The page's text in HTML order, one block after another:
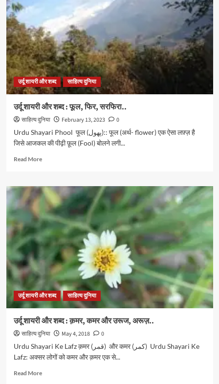
जज़्बातों,
अल्फ़ाज़ों
ग़लत
क्यूँ?
उर्दू शायरी और शब्द साहित्य दुनिया
उर्दू शायरी और शब्द : फूल, फिर, सरफिरा..
साहित्य दुनिया February 13, 2023
0
Urdu Shayari Phool फूल (پھول):: फूल (अर्थ- flower) एक ऐसा लफ़्ज़ है
जिसे आजकल की पीढ़ी फ़ूल (Fool) बोलने लगी...
Read MoreRead
उर्दू
शायरी
और
शब्द
:
फूल,
फिर,
सरफिरा..
उर्दू शायरी और शब्द साहित्य दुनिया
उर्दू शायरी और शब्द : क़मर, कमर और उरूज, अरूज़..
साहित्य दुनिया May 4, 2018
0
Urdu Shayari Ke Lafz क़मर (قمر) और कमर (کمر) Urdu Shayari Ke
Lafz: अक्सर लोगों को कमर और क़मर एक से...
Read MoreRead